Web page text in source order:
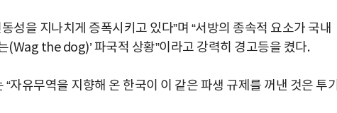
성을 지나치게 증폭시키고 있다”며 “서방의 종속적 요소가 국내
(Wag the dog)’ 파국적 상황”이라고 강력히 경고등을 켰다.
자유무역을 지향해 온 한국이 이 같은 파생 규제를 꺼낸 것은 투기